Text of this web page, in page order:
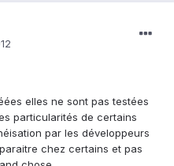
elles ne sont pas testées
particularités de certains
par les développeurs
chez certains et pas